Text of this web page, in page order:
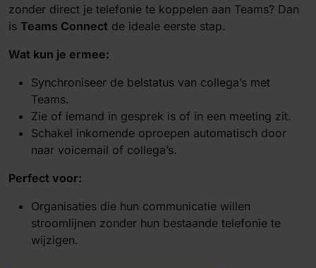
zonder direct je telefonie te koppelen aan Teams? Dan
is Teams Connect de ideale eerste stap.
Wat kun je ermee:
Synchroniseer de belstatus van collega’s met
Teams.
Zie of iemand in gesprek is of in een meeting zit.
Schakel inkomende oproepen automatisch door
naar voicemail of collega’s.
Perfect voor:
Organisaties die hun communicatie willen
stroomlijnen zonder hun bestaande telefonie te
wijzigen.